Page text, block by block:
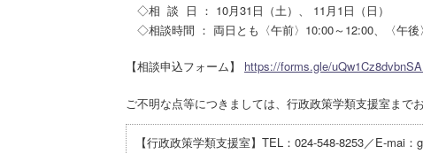
◇相 談 日 ： 10月31日（土）、 11月1日（日）
◇相談時間 ： 両日とも〈午前〉10:00～12:00、〈午後
【相談申込フォーム】 https://forms.gle/
ご不明な点等につきましては、行政政策学類支援室まで
【行政政策学類支援室】TEL：024-548-8253／E-mai